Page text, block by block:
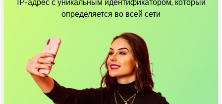
IP-адрес с уникальным идентификатором, который
определяется во всей сети